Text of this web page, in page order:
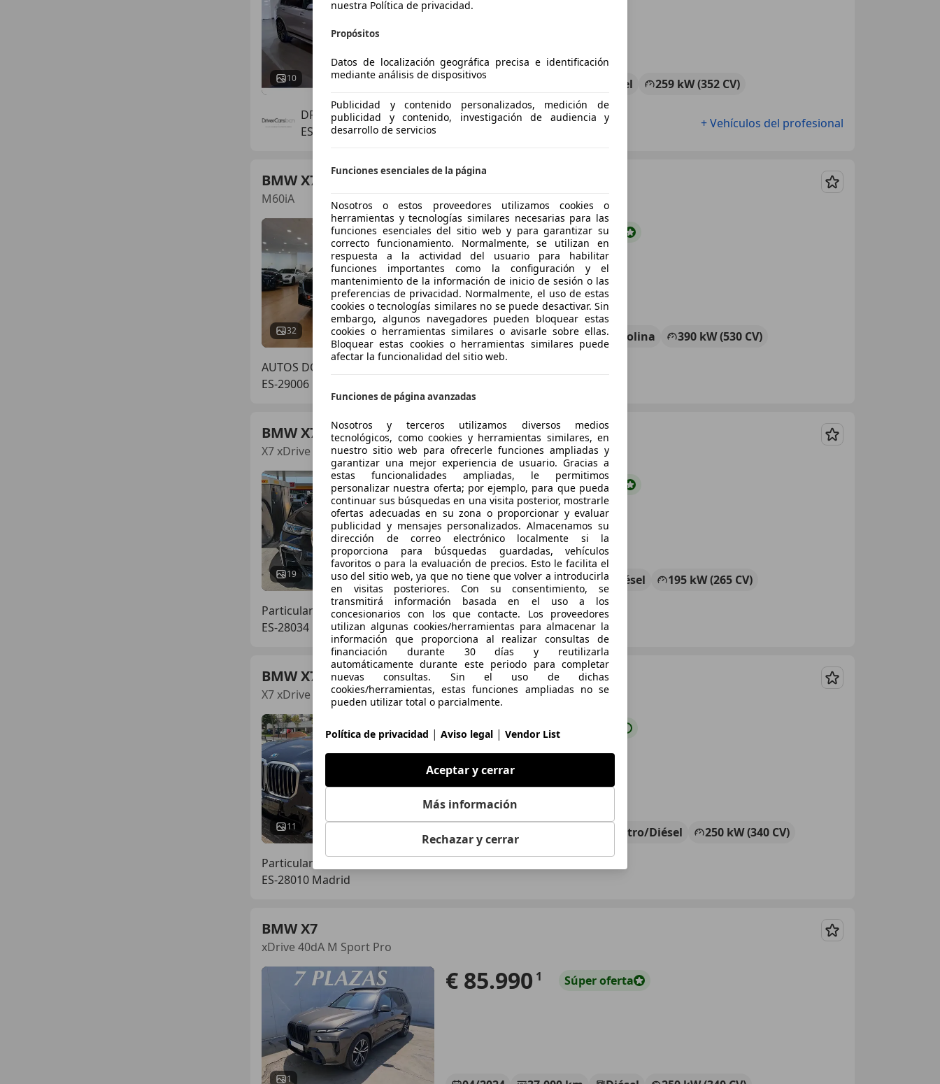
10 Diésel
259 kW (352 CV)
DRIVER CARS MADRID
ES-28805 ALCALÁ DE HENARES
+ Vehículos del profesional
BMW X7
M60iA
Guardar
32
€ 89.900 Súperoferta
12/2023 29.000 km Gasolina
390 kW (530 CV)
AUTOS DOMINGUEZ
ES-29006 MALAGA
BMW X7
X7 xDrive 30dA
Guardar
19
€ 45.000 Súperoferta
11/2019 167.000 km Diésel
195 kW (265 CV)
Particular
ES-28034 Madrid
BMW X7
X7 xDrive 40dA
Guardar
11
€ 95.000 Precio
Electro/Diésel
250 kW (340 CV)
Particular
ES-28010 Madrid
BMW X7
xDrive 40dA M Sport Pro
Guardar
1
€ 85.990 1 Súperoferta
nuestra Política de privacidad.
Propósitos
Datos de localización geográfica precisa e identificación
mediante análisis de dispositivos
Publicidad y contenido personalizados, medición de
publicidad y contenido, investigación de audiencia y
desarrollo de servicios
Funciones esenciales de la página
Nosotros o estos proveedores utilizamos cookies o
herramientas y tecnologías similares necesarias para las
funciones esenciales del sitio web y para garantizar su
correcto funcionamiento. Normalmente, se utilizan en
respuesta a la actividad del usuario para habilitar
funciones importantes como la configuración y el
mantenimiento de la información de inicio de sesión o las
preferencias de privacidad. Normalmente, el uso de estas
cookies o tecnologías similares no se puede desactivar. Sin
embargo, algunos navegadores pueden bloquear estas
cookies o herramientas similares o avisarle sobre ellas.
Bloquear estas cookies o herramientas similares puede
afectar la funcionalidad del sitio web.
Funciones de página avanzadas
Nosotros y terceros utilizamos diversos medios
tecnológicos, como cookies y herramientas similares, en
nuestro sitio web para ofrecerle funciones ampliadas y
garantizar una mejor experiencia de usuario. Gracias a
estas funcionalidades ampliadas, le permitimos
personalizar nuestra oferta; por ejemplo, para que pueda
continuar sus búsquedas en una visita posterior, mostrarle
ofertas adecuadas en su zona o proporcionar y evaluar
publicidad y mensajes personalizados. Almacenamos su
dirección de correo electrónico localmente si la
proporciona para búsquedas guardadas, vehículos
favoritos o para la evaluación de precios. Esto le facilita el
uso del sitio web, ya que no tiene que volver a introducirla
en visitas posteriores. Con su consentimiento, se
transmitirá información basada en el uso a los
concesionarios con los que contacte. Los proveedores
utilizan algunas cookies/herramientas para almacenar la
información que proporciona al realizar consultas de
financiación durante 30 días y reutilizarla
automáticamente durante este periodo para completar
nuevas consultas. Sin el uso de dichas
cookies/herramientas, estas funciones ampliadas no se
pueden utilizar total o parcialmente.
Política de privacidad | Aviso legal | Vendor List
Aceptar y cerrar
Más información
Rechazar y cerrar